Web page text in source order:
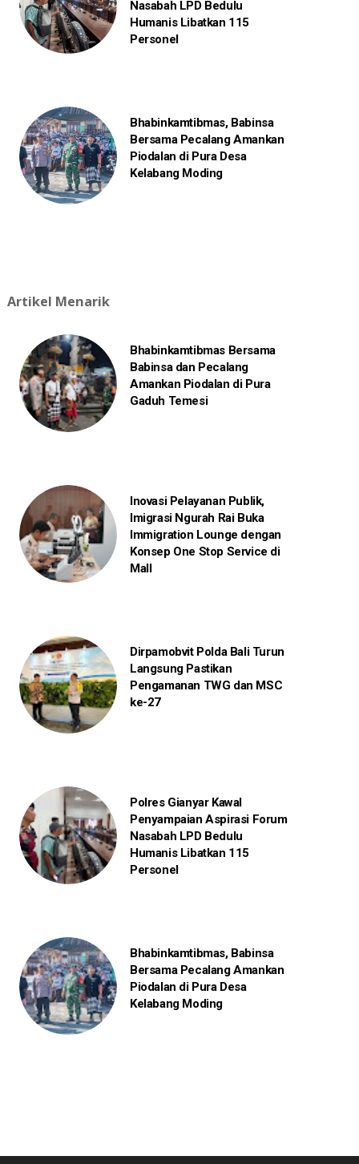
Nasabah LPD Bedulu
Humanis Libatkan 115
Personel
Bhabinkamtibmas, Babinsa
Bersama Pecalang Amankan
Piodalan di Pura Desa
Kelabang Moding
Artikel Menarik
Bhabinkamtibmas Bersama
Babinsa dan Pecalang
Amankan Piodalan di Pura
Gaduh Temesi
Inovasi Pelayanan Publik,
Imigrasi Ngurah Rai Buka
Immigration Lounge dengan
Konsep One Stop Service di
Mall
Dirpamobvit Polda Bali Turun
Langsung Pastikan
Pengamanan TWG dan MSC
ke-27
Polres Gianyar Kawal
Penyampaian Aspirasi Forum
Nasabah LPD Bedulu
Humanis Libatkan 115
Personel
Bhabinkamtibmas, Babinsa
Bersama Pecalang Amankan
Piodalan di Pura Desa
Kelabang Moding